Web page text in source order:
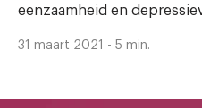
eenzaamheid en
31 maart 2021 - 5 min.